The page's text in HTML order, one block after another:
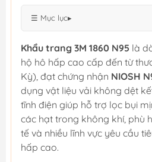
☰ Mục lục▸
Khẩu trang 3M 1860 N95 là
hộ hô hấp cao cấp đến từ
Kỳ), đạt chứng nhận NIOSH
dụng vật liệu vải không dệt
tĩnh điện giúp hỗ trợ lọc bụi
các hạt trong không khí, phù
tế và nhiều lĩnh vực yêu cầu
hấp cao.